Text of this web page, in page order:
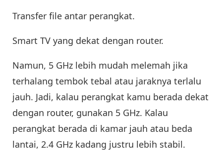
Transfer file antar perangkat.
Smart TV yang dekat dengan router.
Namun, 5 GHz lebih mudah melemah jika
terhalang tembok tebal atau jaraknya terlalu
jauh. Jadi, kalau perangkat kamu berada dekat
dengan router, gunakan 5 GHz. Kalau
perangkat berada di kamar jauh atau beda
lantai, 2.4 GHz kadang justru lebih stabil.